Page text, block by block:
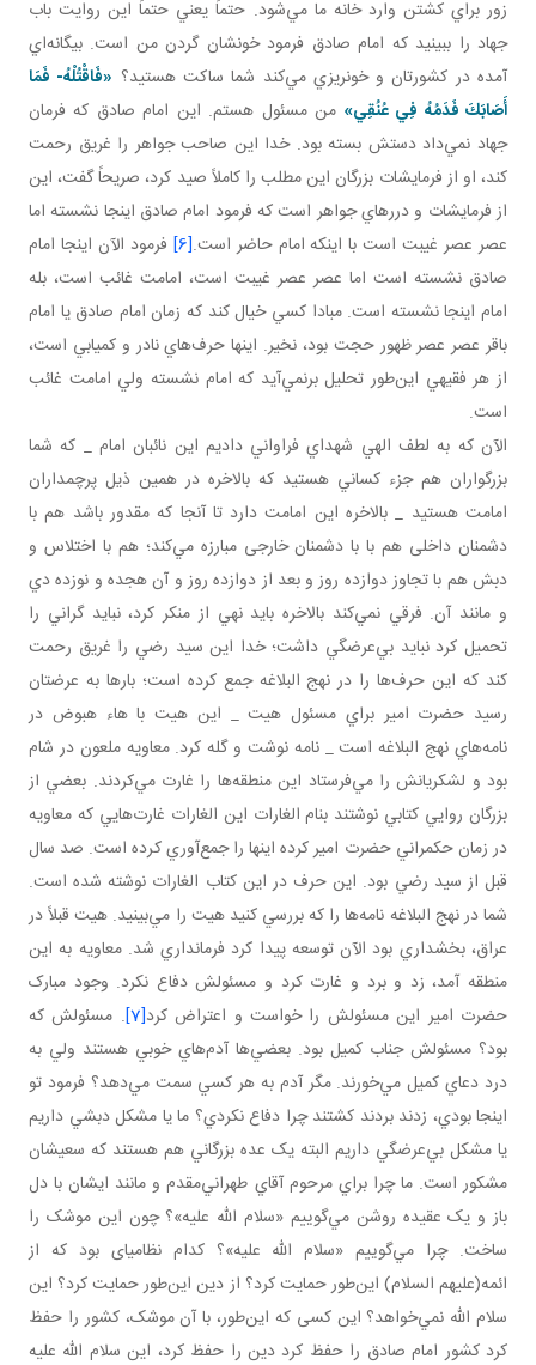
زور براي کشتن وارد خانه ما مي‌شود. حتماً يعني حتماً اين روايت باب
جهاد را ببينيد که امام صادق فرمود خونشان گردن من است. بيگانه‌اي
آمده در کشورتان و خونريزي مي‌کند شما ساکت هستيد؟ «فَاقْتُلْهُ- فَمَا
أَصَابَكَ فَدَمُهُ فِي عُنُقِي» من مسئول هستم. اين امام صادق که فرمان
جهاد نمي‌داد دستش بسته بود. خدا اين صاحب جواهر را غريق رحمت
کند، او از فرمايشات بزرگان اين مطلب را کاملاً صيد کرد، صريحاً گفت، اين
از فرمايشات و دررهاي جواهر است که فرمود امام صادق اينجا نشسته اما
عصر عصر غيبت است با اينکه امام حاضر است.[6]
فرمود الآن اينجا امام
صادق نشسته است اما عصر عصر غيبت است، امامت غائب است، بله
امام اينجا نشسته است. مبادا کسي خيال کند که زمان امام صادق يا امام
باقر عصر عصر ظهور حجت بود، نخير. اينها حرف‌هاي نادر و کميابي است،
از هر فقيهي اين‌طور تحليل برنمي‌آيد که امام نشسته ولي امامت غائب
است.
الآن که به لطف الهي شهداي فراواني داديم اين نائبان امام _ که شما
بزرگواران هم جزء کساني هستيد که بالاخره در همين ذيل پرچمداران
امامت هستيد _ بالاخره اين امامت دارد تا آنجا که مقدور باشد هم با
دشمنان داخلی هم با با دشمنان خارجی مبارزه مي‌کند؛ هم با اختلاس و
دبش هم با تجاوز دوازده روز و بعد از دوازده روز و آن هجده و نوزده دي
و مانند آن. فرقي نمي‌کند بالاخره بايد نهي از منکر کرد، نبايد گراني را
تحميل کرد نبايد بي‌عرضگي داشت؛ خدا اين سيد رضي را غريق رحمت
کند که اين حرف‌ها را در نهج البلاغه جمع کرده است؛ بارها به عرضتان
رسيد حضرت امير براي مسئول هيت _ اين هيت با هاء هبوض در
نامه‌هاي نهج البلاغه است _ نامه نوشت و گله کرد. معاويه ملعون در شام
بود و لشکريانش را مي‌فرستاد اين منطقه‌ها را غارت مي‌کردند. بعضي از
بزرگان روايي کتابي نوشتند بنام الغارات اين الغارات غارت‌هايي که معاويه
در زمان حکمراني حضرت امير کرده اينها را جمع‌آوري کرده است. صد سال
قبل از سيد رضي بود. اين حرف در اين کتاب الغارات نوشته شده است.
شما در نهج البلاغه نامه‌ها را که بررسي کنيد هيت را مي‌بينيد. هيت قبلاً در
عراق، بخشداري بود الآن توسعه پيدا کرد فرمانداري شد. معاويه به اين
منطقه آمد، زد و برد و غارت کرد و مسئولش دفاع نکرد. وجود مبارک
حضرت امير اين مسئولش را خواست و اعتراض کرد[7] . مسئولش که
بود؟ مسئولش جناب کميل بود. بعضي‌ها آدم‌هاي خوبي‌ هستند ولي به
درد دعاي کميل مي‌خورند. مگر آدم به هر کسي سمت مي‌دهد؟ فرمود تو
اينجا بودي، زدند بردند کشتند چرا دفاع نکردي؟ ما يا مشکل دبشي داريم
يا مشکل بي‌عرضگي داريم البته يک عده بزرگاني هم هستند که سعيشان
مشکور است. ما چرا براي مرحوم آقاي طهراني‌مقدم و مانند ايشان با دل
باز و يک عقيده روشن مي‌گوييم «سلام الله عليه»؟ چون اين موشک را
ساخت. چرا مي‌گوييم «سلام الله عليه»؟ کدام نظامي­ای بود که از
ائمه(عليهم السلام) اين‌طور حمايت کرد؟ از دين اين‌طور حمايت کرد؟ اين
سلام الله نمي‌خواهد؟ اين کسی که اين‌طور، با آن موشک، کشور را حفظ
کرد کشور امام صادق را حفظ کرد دين را حفظ کرد، اين سلام الله عليه